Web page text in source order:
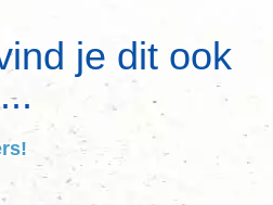
je dit ook